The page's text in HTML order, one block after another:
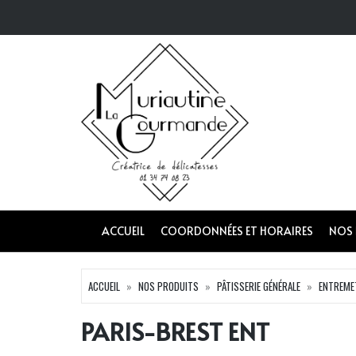
ACCUEIL COORDONNÉES ET HORAIRES NOS
ACCUEIL NOS PRODUITS PÂTISSERIE GÉNÉRALE
PARIS-BREST ENT